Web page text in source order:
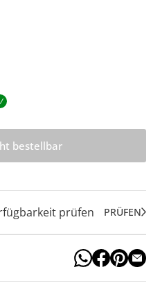
bestellbar
prüfen PRÜFEN